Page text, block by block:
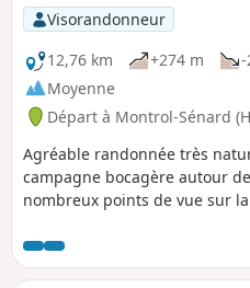
Visorandonneur
12,76 km
+274 m -
Moyenne
Départ à Montrol-Sénard
Agréable randonnée très
campagne bocagère autour
nombreux points de vue sur
chemin, des murets en pierres